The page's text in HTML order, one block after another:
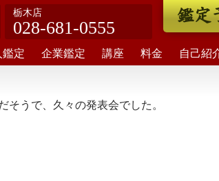
栃木店
028-681-0555 鑑定
鑑定 企業鑑定 講座 料金 自己紹
そうで、久々の発表会でした。